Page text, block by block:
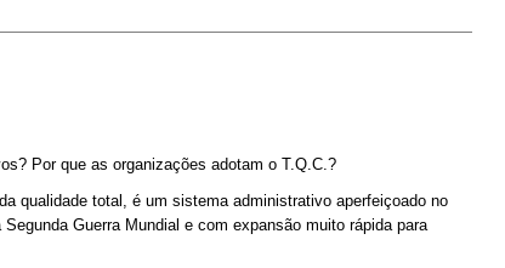
Por que as organizações adotam o T.Q.C.?
qualidade total, é um sistema administrativo aperfeiçoado no
Guerra Mundial e com expansão muito rápida para